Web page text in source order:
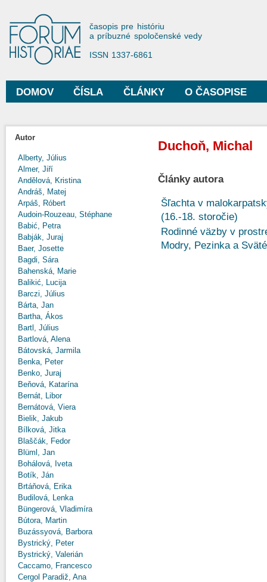
Forum Historiae
časopis pre históriu
a príbuzné spoločenské vedy
ISSN 1337-6861
Hlavné menu
DOMOV ČÍSLA ČLÁNKY O ČASOPISE
Autor
Alberty, Július
Almer, Jiří
Andělová, Kristina
Andráš, Matej
Arpáš, Róbert
Audoin-Rouzeau, Stéphane
Babić, Petra
Babják, Juraj
Baer, Josette
Bagdi, Sára
Bahenská, Marie
Balikić, Lucija
Barczi, Július
Bárta, Jan
Bartha, Ákos
Bartl, Július
Bartlová, Alena
Bátovská, Jarmila
Benka, Peter
Benko, Juraj
Beňová, Katarína
Bernát, Libor
Bernátová, Viera
Bielik, Jakub
Bílková, Jitka
Blaščák, Fedor
Blüml, Jan
Bohálová, Iveta
Botík, Ján
Brtáňová, Erika
Budilová, Lenka
Büngerová, Vladimíra
Bútora, Martin
Buzássyová, Barbora
Bystrický, Peter
Bystrický, Valerián
Caccamo, Francesco
Cergol Paradiž, Ana
Duchoň, Michal
Články autora
Šľachta v
(16.-18. storočie)
Rodinné väzby v
Modry, Pezinka a